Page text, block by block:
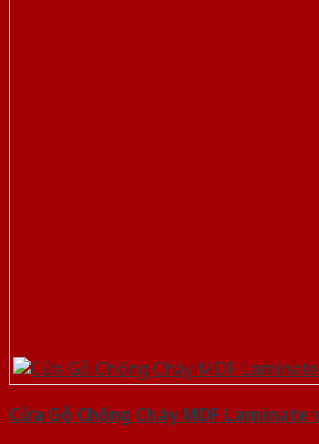
Cửa Gỗ Chống Cháy MDF Laminate